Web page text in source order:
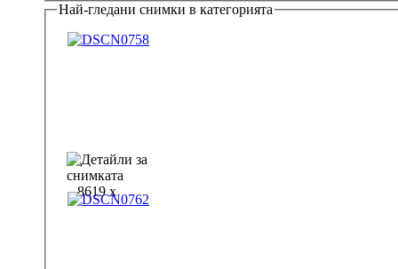
Най-гледани снимки в категорията
8619 x